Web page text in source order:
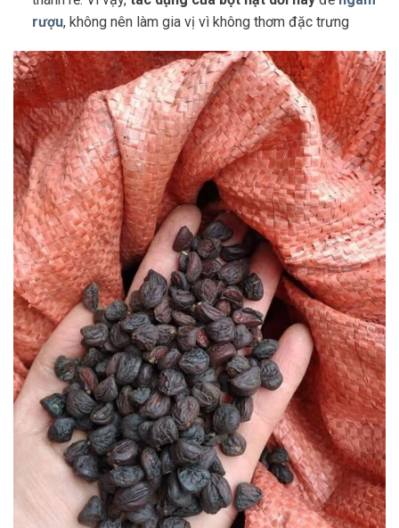
rượu, không nên làm gia vị vì không thơm đặc trưng